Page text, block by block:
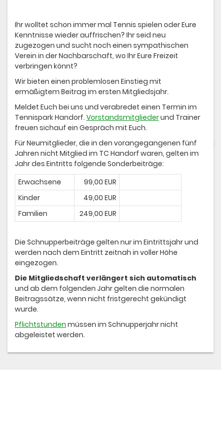
Ihr wolltet schon immer mal Tennis spielen oder Eure
Kenntnisse wieder auffrischen? Ihr seid neu
zugezogen und sucht noch einen sympathischen
Verein in der Nachbarschaft, wo Ihr Eure Freizeit
verbringen könnt?
Wir bieten einen problemlosen Einstieg mit
ermäßigtem Beitrag im ersten Mitgliedsjahr.
Meldet Euch bei uns und verabredet einen Termin im
Tennispark Handorf. Vorstandsmitgliederund Trainer
freuen sichauf ein Gespräch mit Euch.
Für Neumitglieder, die in den vorangegangenen fünf
Jahren nicht Mitglied im TC Handorf waren, gelten im
Jahr des Eintritts folgende Sonderbeiträge:
Erwachsene
99,00 EUR
Kinder
49,00 EUR
Familien
249,00 EUR
Die Schnupperbeiträge gelten nur im Eintrittsjahr und
werden nach dem Eintritt zeitnah in voller Höhe
eingezogen.
Die Mitgliedschaft verlängert sich automatisch
und ab dem folgenden Jahr gelten die normalen
Beitragssätze, wenn nicht fristgerecht gekündigt
wurde.
Pflichtstunden müssen im Schnupperjahr nicht
abgeleistet werden.